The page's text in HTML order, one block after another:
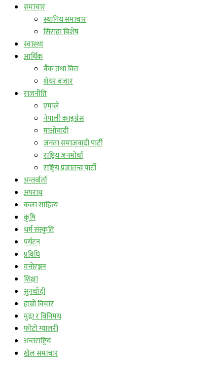
समाचार
स्थानिय समाचार
सिराहा बिशेष
स्वास्थ्य
आर्थिक
बैंक तथा वित्त
शेयर बजार
राजनीति
एमाले
नेपाली काङ्ग्रेस
माओवादी
जनता समाजवादी पार्टी
राष्ट्रिय जनमोर्चा
राष्ट्रिय प्रजातन्त्र पार्टी
अन्तर्वार्ता
अपराध
कला साहित्य
कृषि
धर्म संस्कृति
पर्यटन
प्रविधि
मनोरञ्जन
शिक्षा
सुनचाँदी
हाम्रो विचार
मुद्रा र विनिमय
फोटो ग्यालरी
अन्तराष्ट्रिय
खेल समाचार